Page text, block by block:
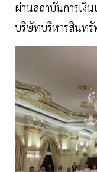
ผ่านสถาบันการเงิ
บริษัทบริหารสินทรั